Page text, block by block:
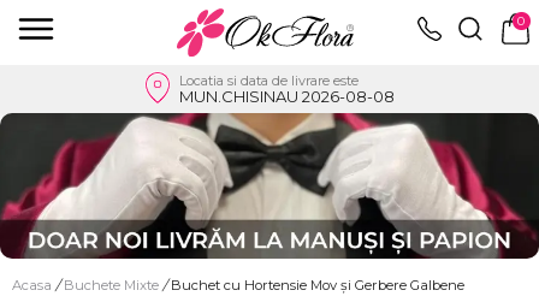
0
Locatia si data de livrare este
MUN.CHISINAU 2026-08-08
Acasa / Buchete Mixte / Buchet cu Hortensie Mov și Gerbere Galbene